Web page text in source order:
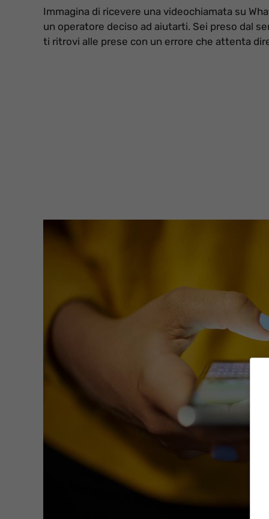
Immagina di ricevere una videochiamata su
un operatore deciso ad aiutarti. Sei preso dal
ti ritrovi alle prese con un errore che attenta